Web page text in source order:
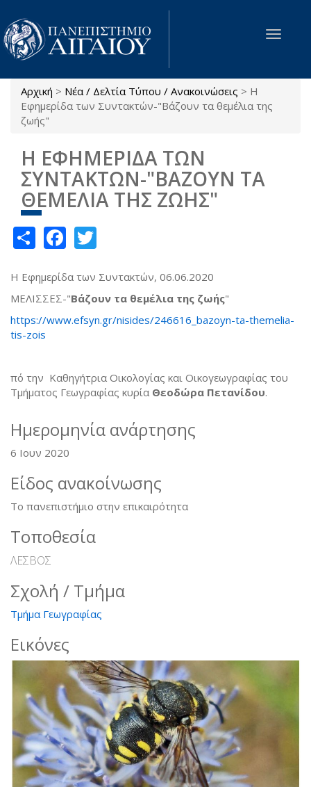
Παράκαμψη προς το κυρίως περιεχόμενο
Toggle
Είστε εδώ
Αρχική > Νέα / Δελτία Τύπου / Ανακοινώσεις > H
Εφημερίδα των Συντακτών-"Βάζουν τα θεμέλια της
ζωής"
H ΕΦΗΜΕΡΙΔΑ ΤΩΝ
ΣΥΝΤΑΚΤΩΝ-"ΒΑΖΟΥΝ ΤΑ
ΘΕΜΕΛΙΑ ΤΗΣ ΖΩΗΣ"
ShareFacebook
H Εφημερίδα των Συντακτών, 06.06.2020
ΜΕΛΙΣΣΕΣ-"Βάζουν τα θεμέλια της ζωής"
https://www.efsyn.gr/nisides/246616_bazoyn-ta-themelia-
tis-zois
πό την Καθηγήτρια Οικολογίας και Οικογεωγραφίας του
Τμήματος Γεωγραφίας κυρία Θεοδώρα Πετανίδου.
Ημερομηνία ανάρτησης
6 Ιουν 2020
Είδος ανακοίνωσης
Το πανεπιστήμιο στην επικαιρότητα
Τοποθεσία
ΛΕΣΒΟΣ
Σχολή / Τμήμα
Τμήμα Γεωγραφίας
Εικόνες